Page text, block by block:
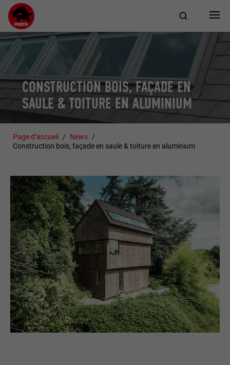
CONSTRUCTION BOIS, FAÇADE EN
SAULE & TOITURE EN ALUMINIUM
Page d’accueil
News
Construction bois, façade en saule & toiture en aluminium